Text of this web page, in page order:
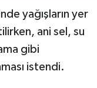
yağışların yer
ani sel, su
gibi
istendi.